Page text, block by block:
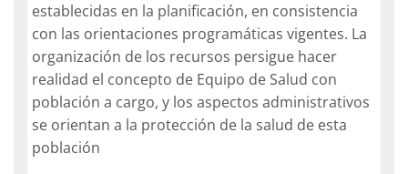
establecidas en la planificación, en consistencia
con las orientaciones programáticas vigentes. La
organización de los recursos persigue hacer
realidad el concepto de Equipo de Salud con
población a cargo, y los aspectos administrativos
se orientan a la protección de la salud de esta
población